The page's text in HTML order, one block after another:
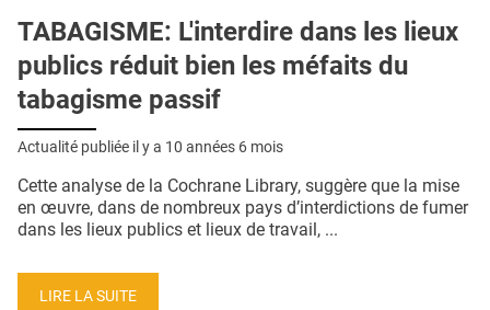
TABAGISME: L'interdire dans les lieux
publics réduit bien les méfaits du
tabagisme passif
Actualité publiée il y a 10 années 6 mois
Cette analyse de la Cochrane Library, suggère que la mise
en œuvre, dans de nombreux pays d’interdictions de fumer
dans les lieux publics et lieux de travail, ...
LIRE LA SUITE